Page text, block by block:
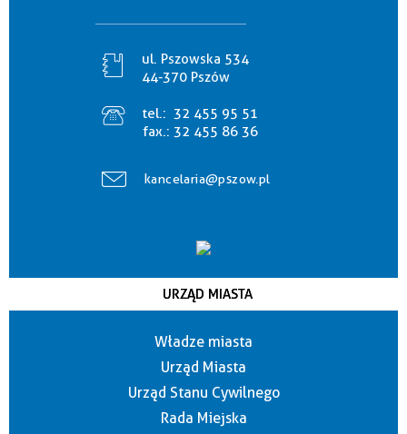
ul. Pszowska 534
44-370 Pszów
tel.: 32 455 95 51
fax.: 32 455 86 36
kancelaria@pszow.pl
URZĄD MIASTA
Władze miasta
Urząd Miasta
Urząd Stanu Cywilnego
Rada Miejska